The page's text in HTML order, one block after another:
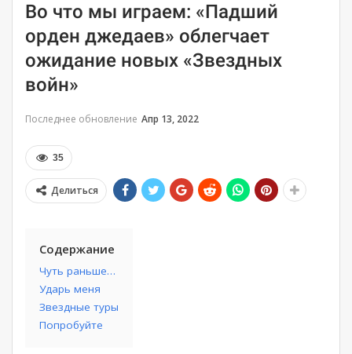
Во что мы играем: «Падший
орден джедаев» облегчает
ожидание новых «Звездных
войн»
Последнее обновление Апр 13, 2022
35
Делиться
Содержание
Чуть раньше…
Ударь меня
Звездные туры
Попробуйте